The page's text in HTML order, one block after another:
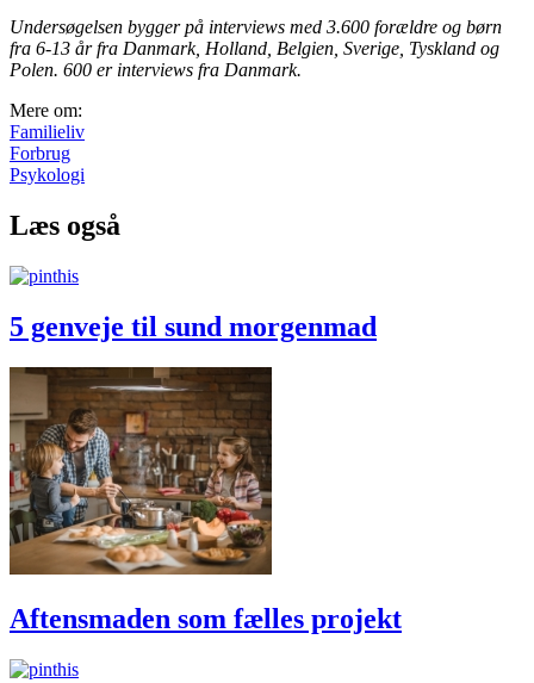
Undersøgelsen bygger på interviews med 3.600 forældre og børn
fra 6-13 år fra Danmark, Holland, Belgien, Sverige, Tyskland og
Polen. 600 er interviews fra Danmark.
Mere om:
Familieliv
Forbrug
Psykologi
Læs også
5 genveje til sund morgenmad
Aftensmaden som fælles projekt